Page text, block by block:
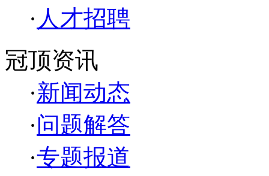
· 人才招聘
冠顶资讯
·新闻动态
·问题解答
·专题报道